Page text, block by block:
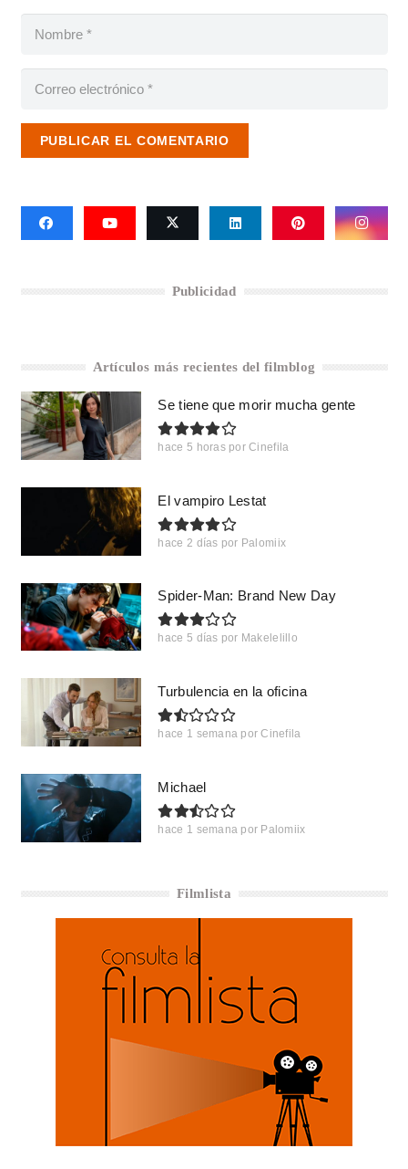
PUBLICAR EL COMENTARIO
Publicidad
Artículos más recientes del filmblog
Se tiene que morir mucha gente
hace 5 horas por Cinefila
El vampiro Lestat
hace 2 días por Palomiix
Spider-Man: Brand New Day
hace 5 días por Makelelillo
Turbulencia en la oficina
hace 1 semana por Cinefila
Michael
hace 1 semana por Palomiix
Filmlista